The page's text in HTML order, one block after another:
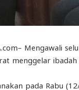
Mengawali
menggelar ibadah
pada Rabu